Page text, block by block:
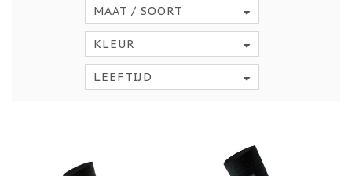
MAAT / SOORT
KLEUR
LEEFTIJD